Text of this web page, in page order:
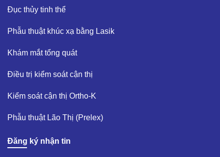
Đục thủy tinh thể ​
Phẫu thuật khúc xạ bằng Lasik​
Khám mắt tổng quát​
Điều trị kiểm soát cận thị ​
Kiểm soát cận thị Ortho-K​
Phẫu thuật Lão Thị (Prelex)​
Đăng ký nhận tin